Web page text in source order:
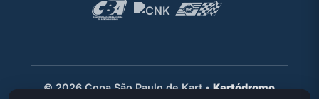
© 2026 Copa São Paulo de Kart •Kartódromo